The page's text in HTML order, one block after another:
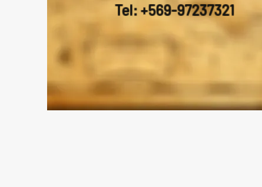
Tel: +569-97237321